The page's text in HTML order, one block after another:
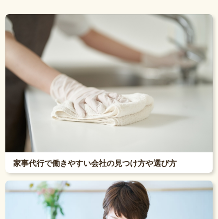
家事代行で働きやすい会社の見つけ方や選び方